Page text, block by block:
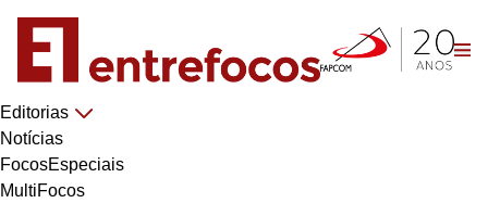
Editorias
Notícias
FocosEspeciais
MultiFocos